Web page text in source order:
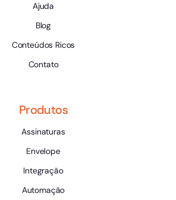
Ajuda
Blog
Conteúdos Ricos
Contato
Produtos
Assinaturas
Envelope
Integração
Automação